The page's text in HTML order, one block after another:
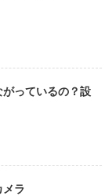
っているの？設
ラ